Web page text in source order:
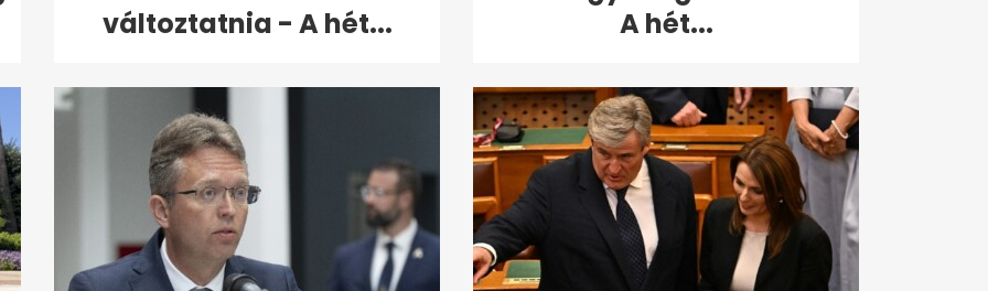
változtatnia - A hét...
A hét...